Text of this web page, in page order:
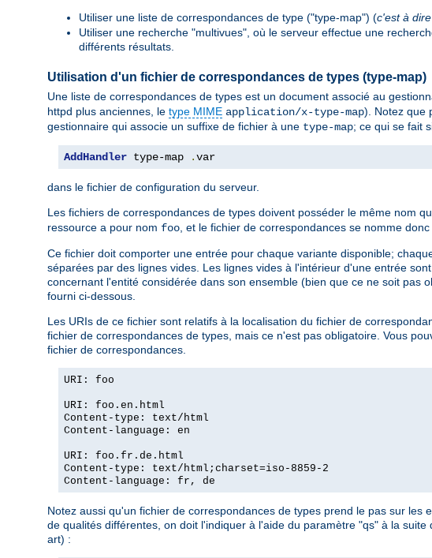
Utiliser une liste de correspondances de type ("type-map") (c'est à dire
Utiliser une recherche "multivues", où le serveur effectue une
différents résultats.
Utilisation d'un fichier de correspondances de types (type-map)
Une liste de correspondances de types est un document associé au
httpd plus anciennes, le type MIME application/x-type-map). Notez que
gestionnaire qui associe un suffixe de fichier à une type-map; ce qui se fait
AddHandler type-map .var
dans le fichier de configuration du serveur.
Les fichiers de correspondances de types doivent posséder le même nom
ressource a pour nom foo, et le fichier de correspondances se nomme donc
Ce fichier doit comporter une entrée pour chaque variante disponible;
séparées par des lignes vides. Les lignes vides à l'intérieur d'une entrée
concernant l'entité considérée dans son ensemble (bien que ce ne soit
fourni ci-dessous.
Les URIs de ce fichier sont relatifs à la localisation du fichier de
fichier de correspondances de types, mais ce n'est pas obligatoire. Vous
fichier de correspondances.
URI: foo
URI: foo.en.html
Content-type: text/html
Content-language: en
URI: foo.fr.de.html
Content-type: text/html;charset=iso-8859-2
Content-language: fr, de
Notez aussi qu'un fichier de correspondances de types prend le pas sur
de qualités différentes, on doit l'indiquer à l'aide du paramètre "qs" à la
art) :